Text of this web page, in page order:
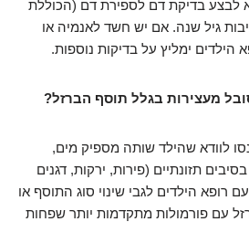
לבצע בדיקת דם לספירת דם (הכוללת
גיל שנה. אם יש חשד לאנמיה או
הילדים ימליץ על בדיקות נוספות.
מעצירות בגלל תוסף הברזל?
לוודא שהילד שותה מספיק מים,
תזונתיים (פירות, ירקות, דגנים
רופא הילדים לגבי שינוי סוג התוסף או
עם פורמולות מתקדמות יותר שפחות